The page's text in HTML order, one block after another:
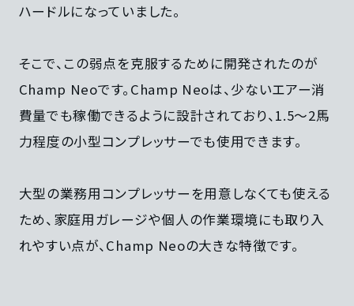
ハードルになっていました。
そこで、この弱点を克服するために開発されたのが
Champ Neoです。Champ Neoは、少ないエアー消
費量でも稼働できるように設計されており、1.5〜2馬
力程度の小型コンプレッサーでも使用できます。
大型の業務用コンプレッサーを用意しなくても使える
ため、家庭用ガレージや個人の作業環境にも取り入
れやすい点が、Champ Neoの大きな特徴です。